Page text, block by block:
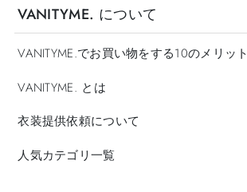
VANITYME. について
VANITYME.でお買い物をする10のメリット
VANITYME. とは
衣装提供依頼について
人気カテゴリ一覧